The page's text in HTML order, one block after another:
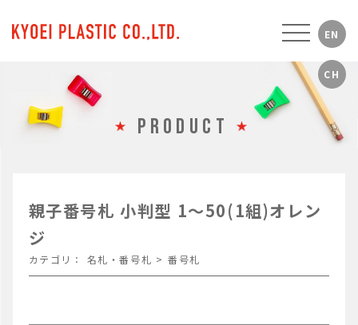
PRODUCT
親子番号札 小判型 1～50(1組)オレン
ジ
カテゴリ： 名札・番号札 > 番号札